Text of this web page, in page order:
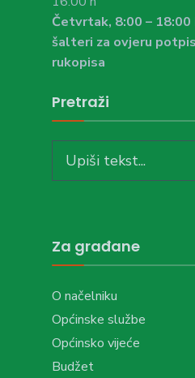
Četvrtak, 8:00 – 18:00
šalteri za ovjeru
rukopisa
Pretraži
for:
Za građane
O načelniku
Općinske službe
Općinsko vijeće
Budžet